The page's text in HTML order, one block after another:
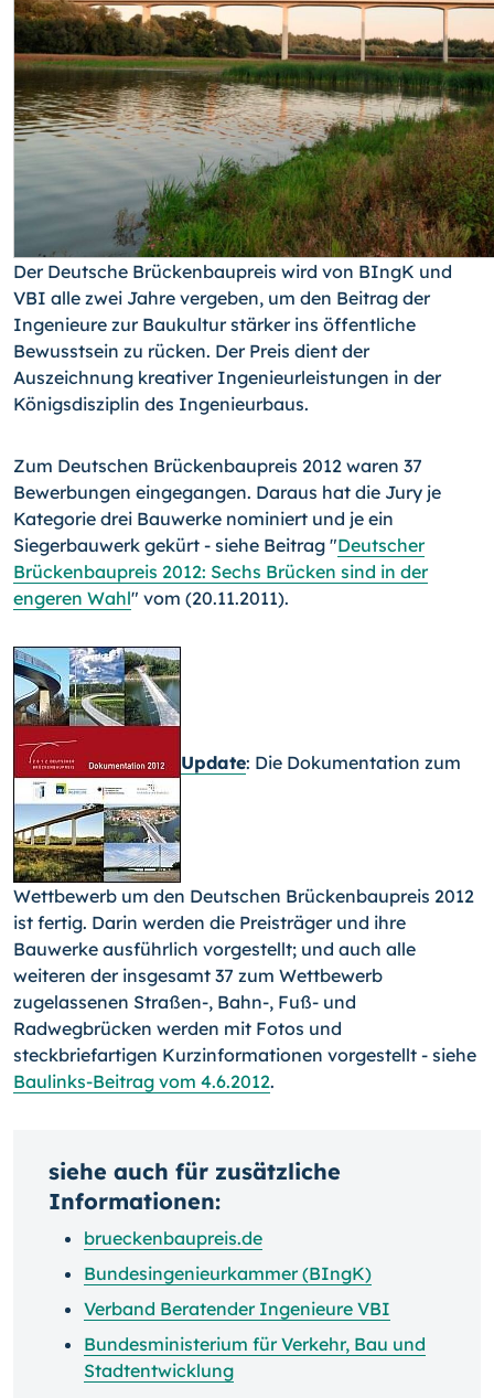
Der Deutsche Brückenbaupreis wird von BIngK und
VBI alle zwei Jahre vergeben, um den Beitrag der
Ingenieure zur Baukultur stärker ins öffentliche
Bewusstsein zu rücken. Der Preis dient der
Auszeichnung kreativer Ingenieurleistungen in der
Königs­disziplin des Ingenieurbaus.
Zum Deutschen Brückenbaupreis 2012 waren 37
Bewerbungen eingegangen. Daraus hat die Jury je
Kategorie drei Bauwerke nominiert und je ein
Siegerbauwerk gekürt - siehe Beitrag "Deutscher
Brückenbaupreis 2012: Sechs Brücken sind in der
engeren Wahl" vom (20.11.2011).
Update: Die Dokumentation zum
Wettbewerb um den Deut­schen Brückenbaupreis 2012
ist fertig. Darin werden die Preis­träger und ihre
Bauwerke ausführlich vorgestellt; und auch alle
weiteren der insgesamt 37 zum Wettbewerb
zugelassenen Straßen-, Bahn-, Fuß- und
Radwegbrücken werden mit Fotos und
steckbriefartigen Kurzinformationen vorgestellt - siehe
Baulinks-Beitrag vom 4.6.2012.
siehe auch für zusätzliche
Informationen:
brueckenbaupreis.de
Bundesingenieurkammer (BIngK)
Verband Beratender Ingenieure VBI
Bundesministerium für Verkehr, Bau und
Stadtentwicklung